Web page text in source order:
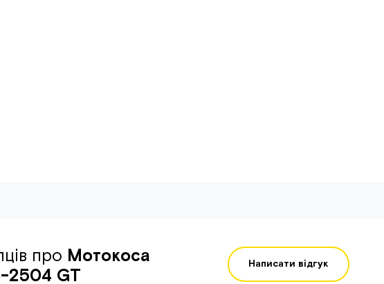
про Мотокоса
2504 GT
Написати відгук